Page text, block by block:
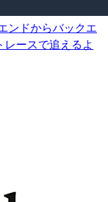
ンドからバックエ
ースで追えるよ